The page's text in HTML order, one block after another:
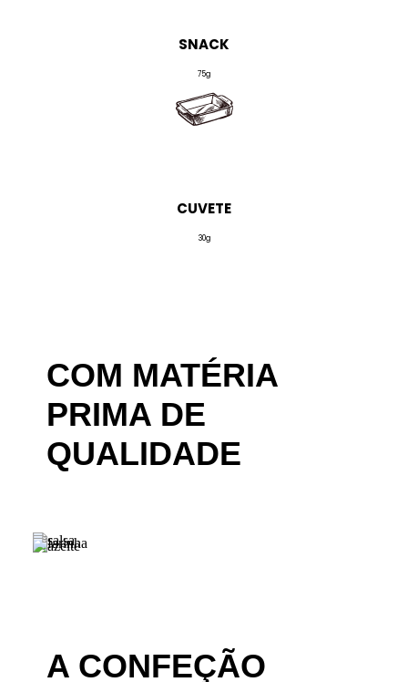
SNACK
75g
CUVETE
30g
COM MATÉRIA
PRIMA DE
QUALIDADE
A CONFEÇÃO